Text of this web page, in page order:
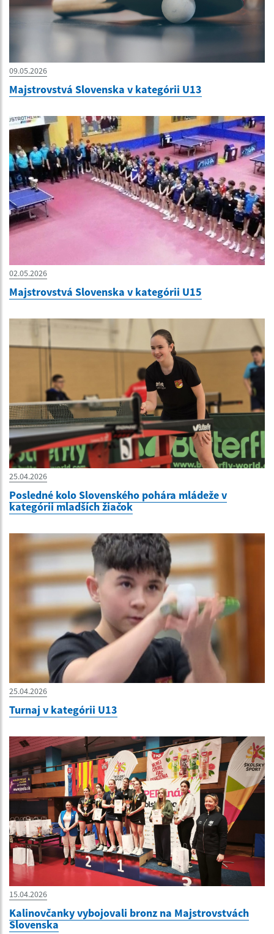
09.05.2026
Majstrovstvá Slovenska v kategórii U13
02.05.2026
Majstrovstvá Slovenska v kategórii U15
25.04.2026
Posledné kolo Slovenského pohára mládeže v
kategórii mladších žiačok
25.04.2026
Turnaj v kategórii U13
15.04.2026
Kalinovčanky vybojovali bronz na Majstrovstvách
Slovenska